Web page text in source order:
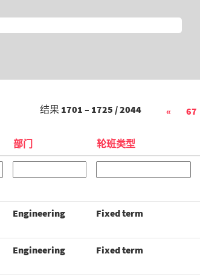
结果 1701 – 1725 /2044 « 67
部门 轮班类型
Engineering Fixed term
Engineering Fixed term